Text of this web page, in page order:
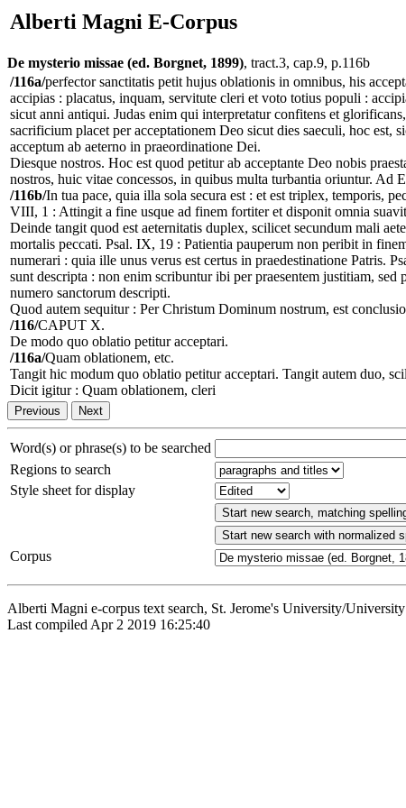
Alberti Magni E-Corpus
De mysterio missae (ed. Borgnet, 1899), tract.3, cap.9, p.116b
/116a/perfector sanctitatis petit hujus oblationis in omnibus, his
accipias : placatus, inquam, servitute cleri et voto totius populi :
sicut anni antiqui. Judas enim qui interpretatur confitens et
sacrificium placet per acceptationem Deo sicut dies saeculi, hoc est,
acceptum ab aeterno in praeordinatione Dei.
Diesque nostros. Hoc est quod petitur ab acceptante Deo nobis
nostros, huic vitae concessos, in quibus multa turbantia oriuntur. Ad
/116b/In tua pace, quia illa sola secura est : et est triplex, temporis,
VIII, 1 : Attingit a fine usque ad finem fortiter et disponit omnia
Deinde tangit quod est aeternitatis duplex, scilicet secundum mali
mortalis peccati. Psal. IX, 19 : Patientia pauperum non peribit in
numerari : quia ille unus verus est certus in praedestinatione
sunt descripta : non enim scribuntur ibi per praesentem justitiam,
numero sanctorum descripti.
Quod autem sequitur : Per Christum Dominum nostrum, est
/116/CAPUT X.
De modo quo oblatio petitur acceptari.
/116a/Quam oblationem, etc.
Tangit hic modum quo oblatio petitur acceptari. Tangit autem duo,
Dicit igitur : Quam oblationem, cleri
Word(s) or phrase(s) to be searched
Regions to search
Style sheet for display
Corpus
Alberti Magni e-corpus text search, St. Jerome's University/
Last compiled Apr 2 2019 16:25:40